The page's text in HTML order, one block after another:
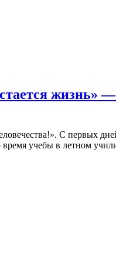
жизнь»—
С первых
учебы в летном